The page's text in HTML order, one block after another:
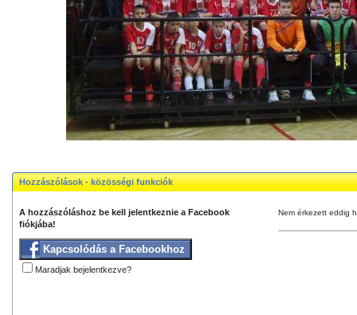
Hozzászólások - közösségi funkciók
A hozzászóláshoz be kell jelentkeznie a Facebook
fiókjába!
Kapcsolódás a Facebookhoz
Maradjak bejelentkezve?
Nem érkezett eddig